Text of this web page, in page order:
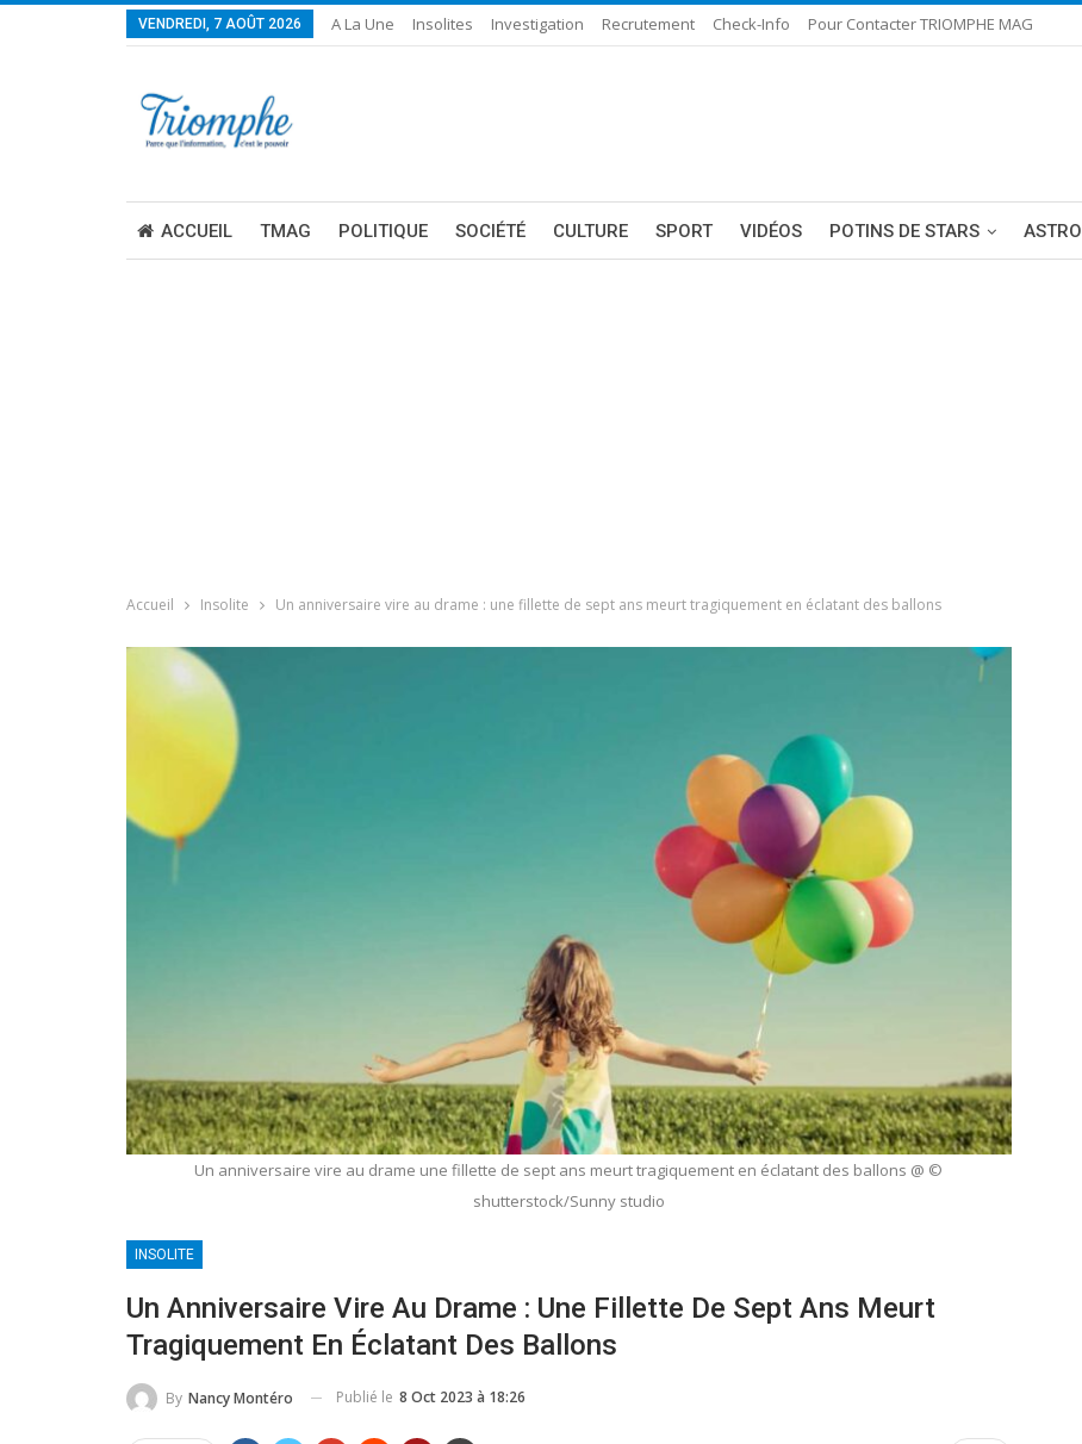
VENDREDI, 7 AOÛT 2026 A La Une Insolites Investigation Recrutement Check-Info Pour Contacter TRIOMPHE MAG
ACCUEIL TMAG POLITIQUE SOCIÉTÉ CULTURE SPORT VIDÉOS POTINS DE STARS ASTRO
Accueil Insolite Un anniversaire vire au drame : une fillette de sept ans meurt tragiquement en éclatant des ballons
Un anniversaire vire au drame une fillette de sept ans meurt tragiquement en éclatant des ballons @ ©
shutterstock/Sunny studio
INSOLITE
Un Anniversaire Vire Au Drame : Une Fillette De Sept Ans Meurt
Tragiquement En Éclatant Des Ballons
By Nancy Montéro Publié le 8 Oct 2023 à 18:26